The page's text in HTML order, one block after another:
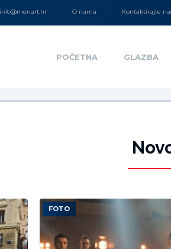
info@menart.hr O nama Kontaktirajte
POČETNA GLAZBA
FOTO